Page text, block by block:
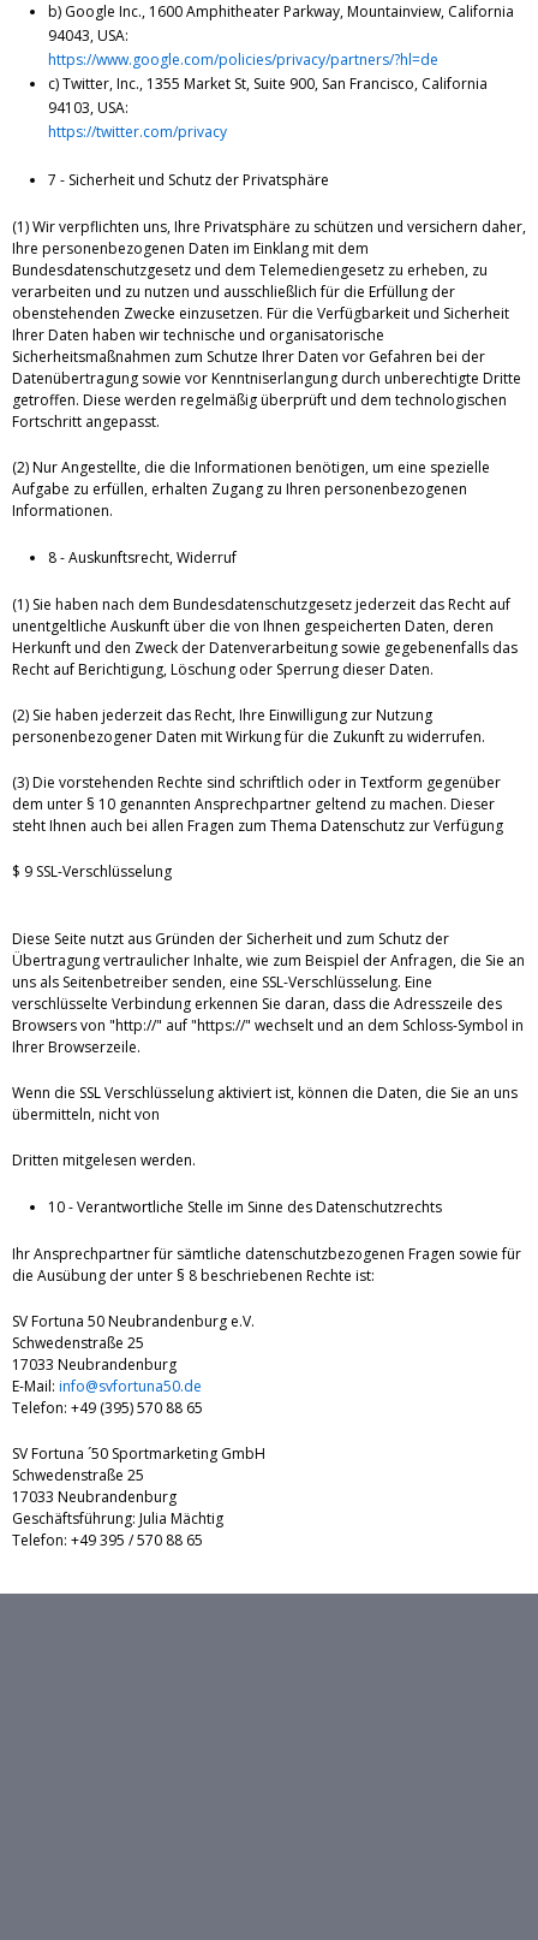
b) Google Inc., 1600 Amphitheater Parkway, Mountainview, California
94043, USA:
https://www.google.com/policies/privacy/partners/?hl=de
c) Twitter, Inc., 1355 Market St, Suite 900, San Francisco, California
94103, USA:
https://twitter.com/privacy
7 - Sicherheit und Schutz der Privatsphäre
(1) Wir verpflichten uns, Ihre Privatsphäre zu schützen und versichern daher,
Ihre personenbezogenen Daten im Einklang mit dem
Bundesdatenschutzgesetz und dem Telemediengesetz zu erheben, zu
verarbeiten und zu nutzen und ausschließlich für die Erfüllung der
obenstehenden Zwecke einzusetzen. Für die Verfügbarkeit und Sicherheit
Ihrer Daten haben wir technische und organisatorische
Sicherheitsmaßnahmen zum Schutze Ihrer Daten vor Gefahren bei der
Datenübertragung sowie vor Kenntniserlangung durch unberechtigte Dritte
getroffen. Diese werden regelmäßig überprüft und dem technologischen
Fortschritt angepasst.
(2) Nur Angestellte, die die Informationen benötigen, um eine spezielle
Aufgabe zu erfüllen, erhalten Zugang zu Ihren personenbezogenen
Informationen.
8 - Auskunftsrecht, Widerruf
(1) Sie haben nach dem Bundesdatenschutzgesetz jederzeit das Recht auf
unentgeltliche Auskunft über die von Ihnen gespeicherten Daten, deren
Herkunft und den Zweck der Datenverarbeitung sowie gegebenenfalls das
Recht auf Berichtigung, Löschung oder Sperrung dieser Daten.
(2) Sie haben jederzeit das Recht, Ihre Einwilligung zur Nutzung
personenbezogener Daten mit Wirkung für die Zukunft zu widerrufen.
(3) Die vorstehenden Rechte sind schriftlich oder in Textform gegenüber
dem unter § 10 genannten Ansprechpartner geltend zu machen. Dieser
steht Ihnen auch bei allen Fragen zum Thema Datenschutz zur Verfügung
$ 9 SSL-Verschlüsselung
Diese Seite nutzt aus Gründen der Sicherheit und zum Schutz der
Übertragung vertraulicher Inhalte, wie zum Beispiel der Anfragen, die Sie an
uns als Seitenbetreiber senden, eine SSL-Verschlüsselung. Eine
verschlüsselte Verbindung erkennen Sie daran, dass die Adresszeile des
Browsers von "http://" auf "https://" wechselt und an dem Schloss-Symbol in
Ihrer Browserzeile.
Wenn die SSL Verschlüsselung aktiviert ist, können die Daten, die Sie an uns
übermitteln, nicht von
Dritten mitgelesen werden.
10 - Verantwortliche Stelle im Sinne des Datenschutzrechts
Ihr Ansprechpartner für sämtliche datenschutzbezogenen Fragen sowie für
die Ausübung der unter § 8 beschriebenen Rechte ist:
SV Fortuna 50 Neubrandenburg e.V.
Schwedenstraße 25
17033 Neubrandenburg
E-Mail: info@svfortuna50.de
Telefon: +49 (395) 570 88 65
SV Fortuna ´50 Sportmarketing GmbH
Schwedenstraße 25
17033 Neubrandenburg
Geschäftsführung: Julia Mächtig
Telefon: +49 395 / 570 88 65